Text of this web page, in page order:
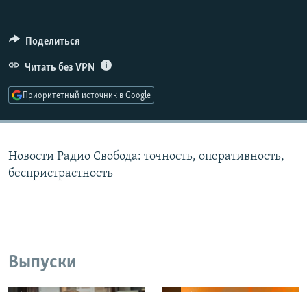
ПОДПИШИТЕСЬ НА РАССЫЛКУ
СОЦИАЛЬНЫЕ СЕТИ
Поделиться
Читать без VPN
Приоритетный источник в Google
Новости Радио Свобода: точность, оперативность,
беспристрастность
Выпуски